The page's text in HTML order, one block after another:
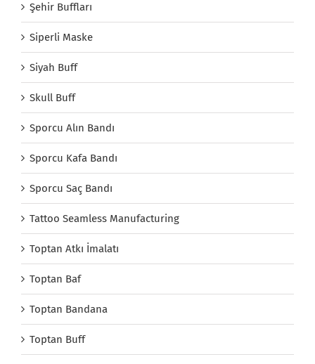
Şehir Buffları
Siperli Maske
Siyah Buff
Skull Buff
Sporcu Alın Bandı
Sporcu Kafa Bandı
Sporcu Saç Bandı
Tattoo Seamless Manufacturing
Toptan Atkı İmalatı
Toptan Baf
Toptan Bandana
Toptan Buff